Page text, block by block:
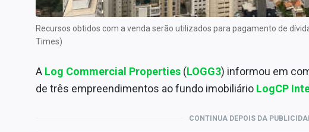
Conteúdo de Marca
Sobre
Recursos obtidos com a venda serão utilizados para pagamento de
Times)
A Log Commercial Properties (LOGG3) informou em
de três empreendimentos ao fundo imobiliário LogCP
CONTINUA DEPOIS DA